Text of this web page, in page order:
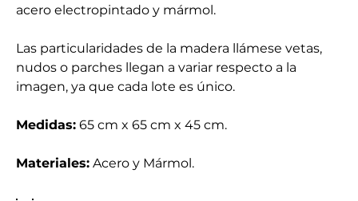
acero electropintado y mármol.
Las particularidades de la madera llámese vetas,
nudos o parches llegan a variar respecto a la
imagen, ya que cada lote es único.
Medidas: 65 cm x 65 cm x 45 cm.
Materiales: Acero y Mármol.